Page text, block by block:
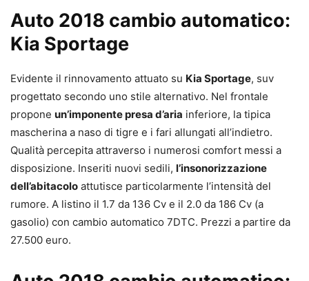
Auto 2018 cambio automatico:
Kia Sportage
Evidente il rinnovamento attuato su Kia Sportage, suv
progettato secondo uno stile alternativo. Nel frontale
propone un’imponente presa d’aria inferiore, la tipica
mascherina a naso di tigre e i fari allungati all’indietro.
Qualità percepita attraverso i numerosi comfort messi a
disposizione. Inseriti nuovi sedili, l’insonorizzazione
dell’abitacolo attutisce particolarmente l’intensità del
rumore. A listino il 1.7 da 136 Cv e il 2.0 da 186 Cv (a
gasolio) con cambio automatico 7DTC. Prezzi a partire da
27.500 euro.